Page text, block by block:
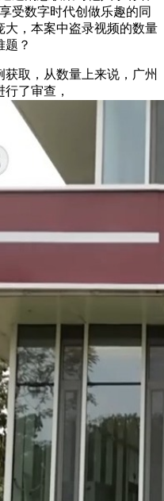
受数字时代创做乐趣的同
大，本案中盗录视频的数量
题？
取，从数量上来说，广州
了审查，